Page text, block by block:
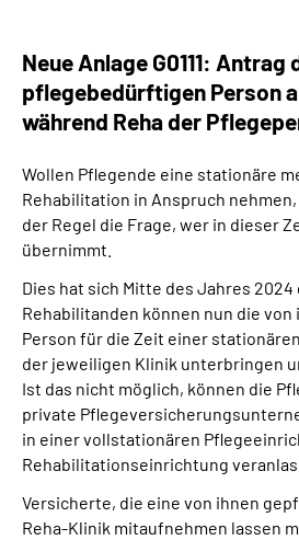
Neue Anlage G0111: Antrag
pflegebedürftigen Person
während Reha der
Wollen Pflegende eine stationäre
Rehabilitation in Anspruch
der Regel die Frage, wer in dieser
übernimmt.
Dies hat sich Mitte des Jahres
Rehabilitanden können nun die
Person für die Zeit einer
der jeweiligen Klinik unterbringen
Ist das nicht möglich, können die
private
in einer vollstationären
Rehabilitationseinrichtung
Versicherte, die eine von ihnen
Reha-Klinik mitaufnehmen lassen